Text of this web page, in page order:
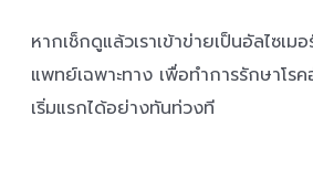
หากเช็กดูแล้วเราเข้าข่ายเป็นอัลไซเม
แพทย์เฉพาะทาง เพื่อทำการรักษาโรค
เริ่มแรกได้อย่างทันท่วงที